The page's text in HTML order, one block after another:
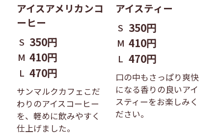
アイスアメリカンコ
ーヒー
S 350円
M 410円
L 470円
サンマルクカフェこだ
わりのアイスコーヒー
を、軽めに飲みやすく
仕上げました。
アイスティー
S 350円
M 410円
L 470円
口の中もさっぱり爽快
になる香りの良いアイ
スティーをお楽しみく
ださい。